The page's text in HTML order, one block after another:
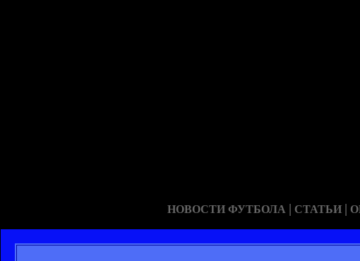
НОВОСТИ ФУТБОЛА | СТАТЬИ |